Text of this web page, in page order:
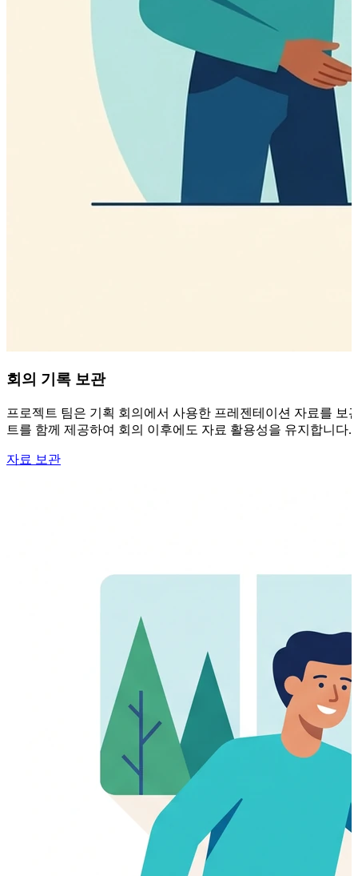
회의 기록 보관
프로젝트 팀은 기획 회의에서 사용한 프레젠테이션 자료를 보
트를 함께 제공하여 회의 이후에도 자료 활용성을 유지합니다.
자료 보관